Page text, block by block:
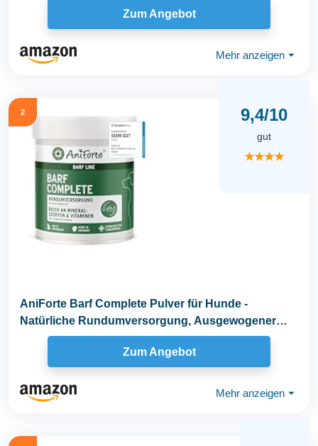
Zum Angebot
Mehr anzeigen ⏷
2 9,4/10
gut
★★★★
AniForte Barf Complete Pulver für Hunde -
Natürliche Rundumversorgung, Ausgewogener
Zusatz beim...
Zum Angebot
Mehr anzeigen ⏷